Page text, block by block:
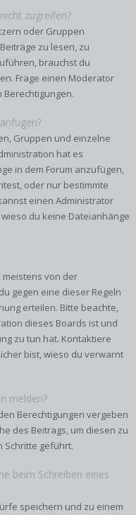
zugreifen?
oder Gruppen
zu lesen, zu
brauchst du
Frage einen Moderator
Gruppen und einzelne
hat es
in dem Forum anzufügen,
oder nur bestimmte
einen Administrator
du keine Dateianhänge
meistens von der
gegen eine dieser Regeln
erteilen. Bitte beachte,
dieses Boards ist und
zu tun hat. Kontaktiere
bist, wieso du verwarnt
melden?
Berechtigungen vergeben
des Beitrags, um diesen zu
Schritte geführt.
beim Schreiben eines
speichern und zu einem